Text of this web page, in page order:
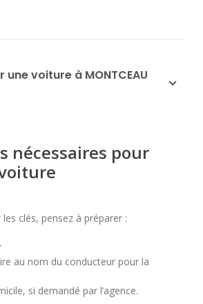
voiture à MONTCEAU
nécessaires pour
clés, pensez à préparer :
au nom du conducteur pour la
si demandé par l’agence.